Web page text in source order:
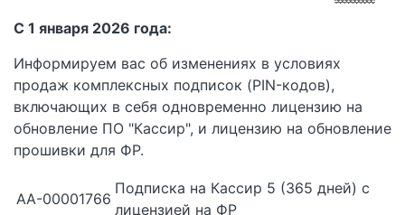
С 1 января 2026 года:
Информируем вас об изменениях в условиях
продаж комплексных подписок (PIN-кодов),
включающих в себя одновременно лицензию на
обновление ПО "Кассир", и лицензию на обновление
прошивки для ФР.
АА-00001766
Подписка на Кассир 5 (365 дней) с
лицензией на ФР